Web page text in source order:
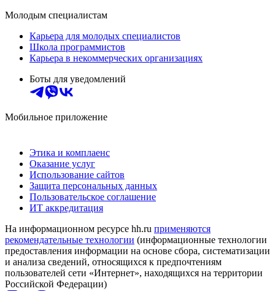
Молодым специалистам
Карьера для молодых специалистов
Школа программистов
Карьера в некоммерческих организациях
Боты для уведомлений
Мобильное приложение
Этика и комплаенс
Оказание услуг
Использование сайтов
Защита персональных данных
Пользовательское соглашение
ИТ аккредитация
На информационном ресурсе hh.ru применяются
рекомендательные технологии (информационные технологии
предоставления информации на основе сбора, систематизации
и анализа сведений, относящихся к предпочтениям
пользователей сети «Интернет», находящихся на территории
Российской Федерации)